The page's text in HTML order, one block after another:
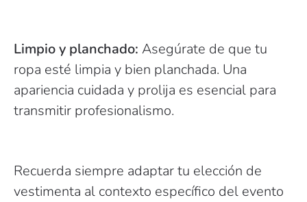
Limpio y planchado: Asegúrate de que tu
ropa esté limpia y bien planchada. Una
apariencia cuidada y prolija es esencial para
transmitir profesionalismo.
Recuerda siempre adaptar tu elección de
vestimenta al contexto específico del evento